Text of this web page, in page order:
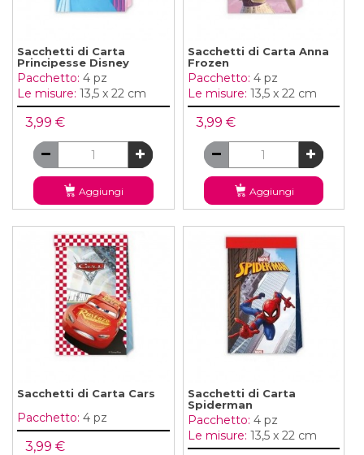
Sacchetti di Carta
Principesse Disney
Pacchetto: 4 pz
Le misure: 13,5 x 22 cm
3,99 €
Aggiungi
Sacchetti di Carta Anna
Frozen
Pacchetto: 4 pz
Le misure: 13,5 x 22 cm
3,99 €
Aggiungi
Sacchetti di Carta Cars
Pacchetto: 4 pz
3,99 €
Sacchetti di Carta
Spiderman
Pacchetto: 4 pz
Le misure: 13,5 x 22 cm